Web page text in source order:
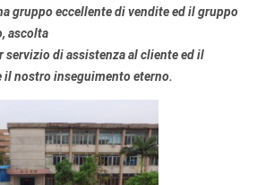
gruppo eccellente di vendite ed il gruppo
ascolta
servizio di assistenza al cliente ed il
il nostro inseguimento eterno.